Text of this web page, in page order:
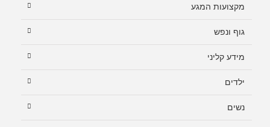
מקצועות המגע
גוף ונפש
מידע קליני
ילדים
נשים